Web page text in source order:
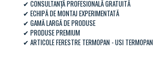
✔ CONSULTANȚĂ PROFESIONALĂ GRATUITĂ
✔ ECHIPĂ DE MONTAJ EXPERIMENTATĂ
✔ GAMĂ LARGĂ DE PRODUSE
✔ PRODUSE PREMIUM
✔ ARTICOLE FERESTRE TERMOPAN - USI TERMOPAN